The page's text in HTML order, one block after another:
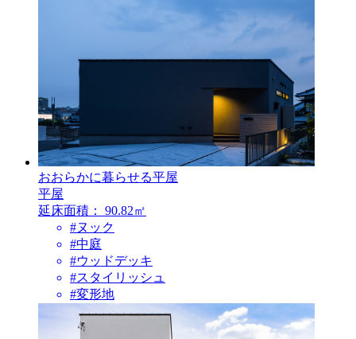
おおらかに暮らせる平屋
平屋
延床面積：
90.82㎡
#ヌック
#中庭
#ウッドデッキ
#スタイリッシュ
#変形地